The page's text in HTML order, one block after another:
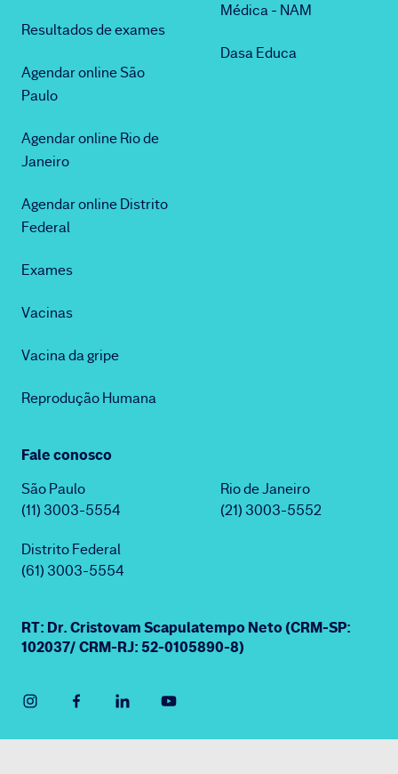
Resultados de exames
Agendar online São
Paulo
Agendar online Rio de
Janeiro
Agendar online Distrito
Federal
Exames
Vacinas
Vacina da gripe
Reprodução Humana
Médica - NAM
Dasa Educa
Fale conosco
São Paulo
(11) 3003-5554
Rio de Janeiro
(21) 3003-5552
Distrito Federal
(61) 3003-5554
RT: Dr. Cristovam Scapulatempo Neto (CRM-SP:
102037/ CRM-RJ: 52-0105890-8)